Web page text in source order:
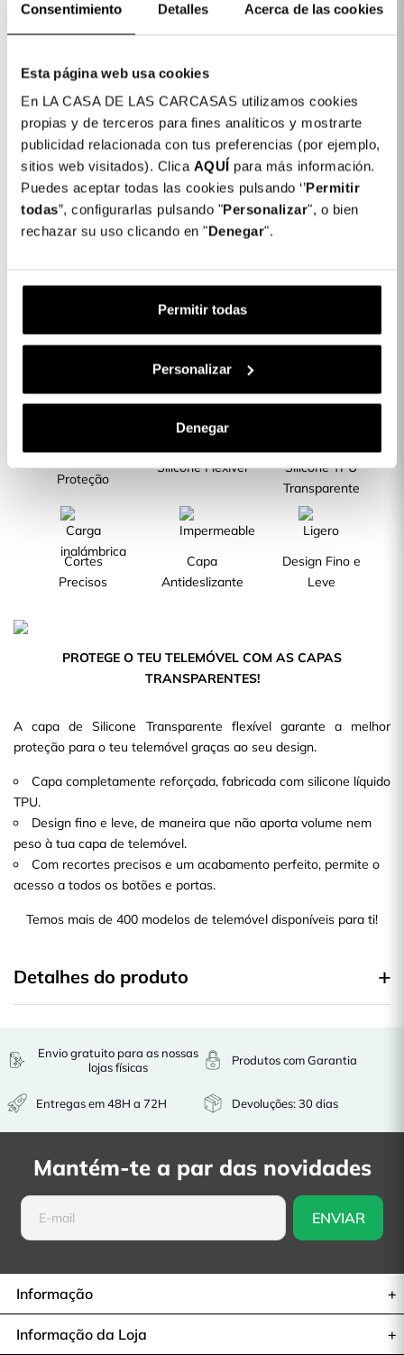
Consentimiento Detalles Acerca de las cookies
Esta página web usa cookies
En LA CASA DE LAS CARCASAS utilizamos cookies
propias y de terceros para fines analíticos y mostrarte
publicidad relacionada con tus preferencias (por ejemplo,
sitios web visitados). Clica AQUÍ para más información.
Puedes aceptar todas las cookies pulsando ‘’Permitir
todas”, configurarlas pulsando "Personalizar", o bien
rechazar su uso clicando en "Denegar".
Permitir todas
Personalizar
Denegar
permite o acesso a todos os botões e portas.
ti!
Detalhes do produto
Cor: Transparente
COLORES DISPONIBLES
Transparente
Descrição
CARACTERÍSTICAS DO PRODUTO
A Melhor
Proteção
Silicone Flexível
Silicone TPU
Transparente
Cortes
Precisos
Capa
Antideslizante
Design Fino e
Leve
PROTEGE O TEU TELEMÓVEL COM AS CAPAS
TRANSPARENTES!
A capa de Silicone Transparente flexível garante a melhor
proteção para o teu telemóvel graças ao seu design.
Capa completamente reforçada, fabricada com silicone líquido
TPU.
Design fino e leve, de maneira que não aporta volume nem
peso à tua capa de telemóvel.
Com recortes precisos e um acabamento perfeito, permite o
acesso a todos os botões e portas.
Temos mais de 400 modelos de telemóvel disponíveis para ti!
Detalhes do produto
Envio gratuito para as nossas
lojas físicas
Entregas em 48H a 72H
Produtos com Garantia
Devoluções: 30 dias
Mantém-te a par das novidades
Informação
Informação da Loja